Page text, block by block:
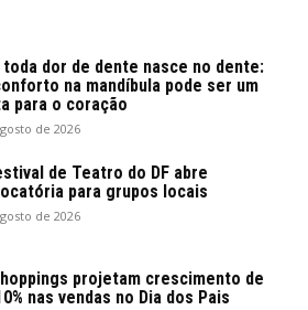
toda dor de dente nasce no dente:
na mandíbula pode ser um
para o coração
de 2026
de Teatro do DF abre
para grupos locais
de 2026
projetam crescimento de
nas vendas no Dia dos Pais